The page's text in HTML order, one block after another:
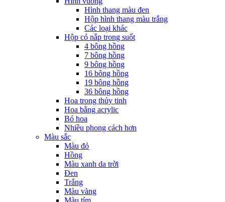
Hình thang màu đen
Hộp hình thang màu trắng
Các loại khác
Hộp có nắp trong suốt
4 bông hồng
7 bông hồng
9 bông hồng
16 bông hồng
19 bông hồng
36 bông hồng
Hoa trong thủy tinh
Hoa bằng acrylic
Bó hoa
Nhiều phong cách hơn
Màu sắc
Màu đỏ
Hồng
Màu xanh da trời
Đen
Trắng
Màu vàng
Màu tím